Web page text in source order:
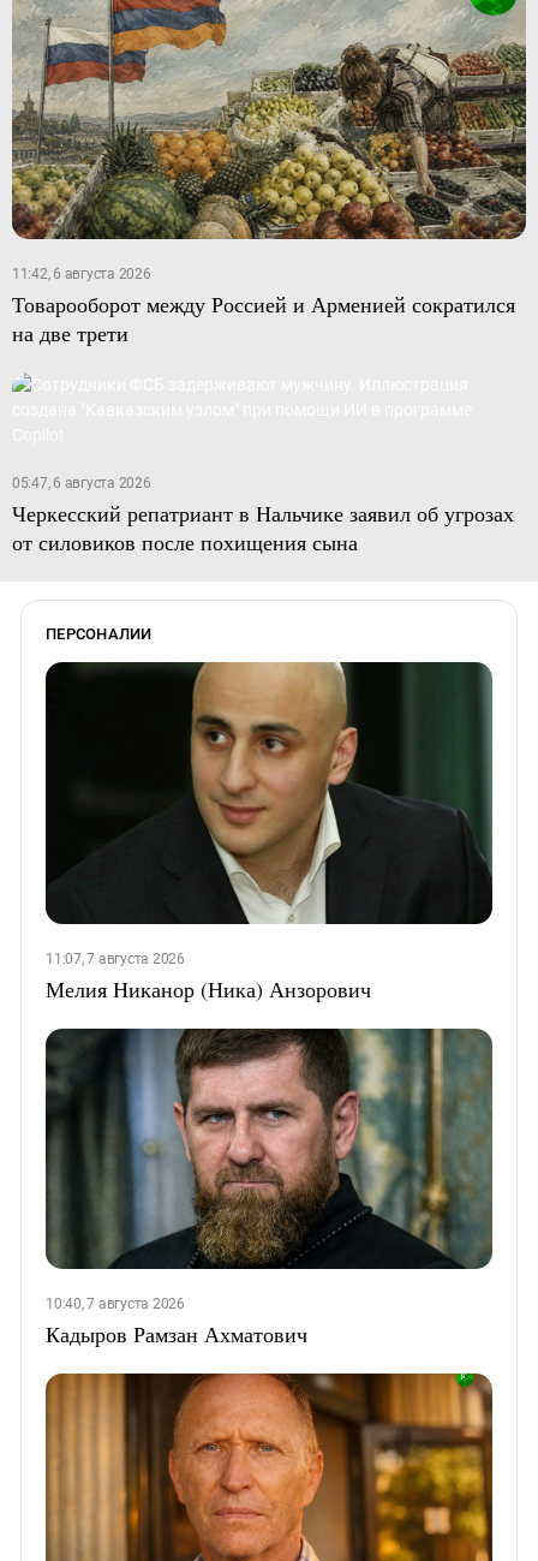
11:42, 6 августа 2026
Товарооборот между Россией и Арменией сократился
на две трети
05:47, 6 августа 2026
Черкесский репатриант в Нальчике заявил об угрозах
от силовиков после похищения сына
ПЕРСОНАЛИИ
11:07, 7 августа 2026
Мелия Никанор (Ника) Анзорович
10:40, 7 августа 2026
Кадыров Рамзан Ахматович